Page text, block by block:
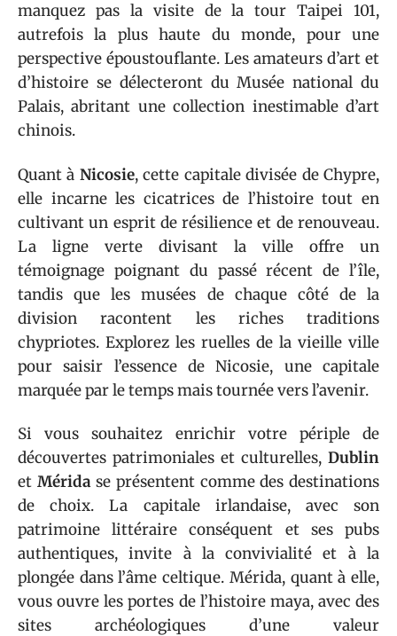
manquez pas la visite de la tour Taipei 101,
autrefois la plus haute du monde, pour une
perspective époustouflante. Les amateurs d’art et
d’histoire se délecteront du Musée national du
Palais, abritant une collection inestimable d’art
chinois.
Quant à Nicosie, cette capitale divisée de Chypre,
elle incarne les cicatrices de l’histoire tout en
cultivant un esprit de résilience et de renouveau.
La ligne verte divisant la ville offre un
témoignage poignant du passé récent de l’île,
tandis que les musées de chaque côté de la
division racontent les riches traditions
chypriotes. Explorez les ruelles de la vieille ville
pour saisir l’essence de Nicosie, une capitale
marquée par le temps mais tournée vers l’avenir.
Si vous souhaitez enrichir votre périple de
découvertes patrimoniales et culturelles, Dublin
et Méridase présentent comme des destinations
de choix. La capitale irlandaise, avec son
patrimoine littéraire conséquent et ses pubs
authentiques, invite à la convivialité et à la
plongée dans l’âme celtique. Mérida, quant à elle,
vous ouvre les portes de l’histoire maya, avec des
sites archéologiques d’une valeur